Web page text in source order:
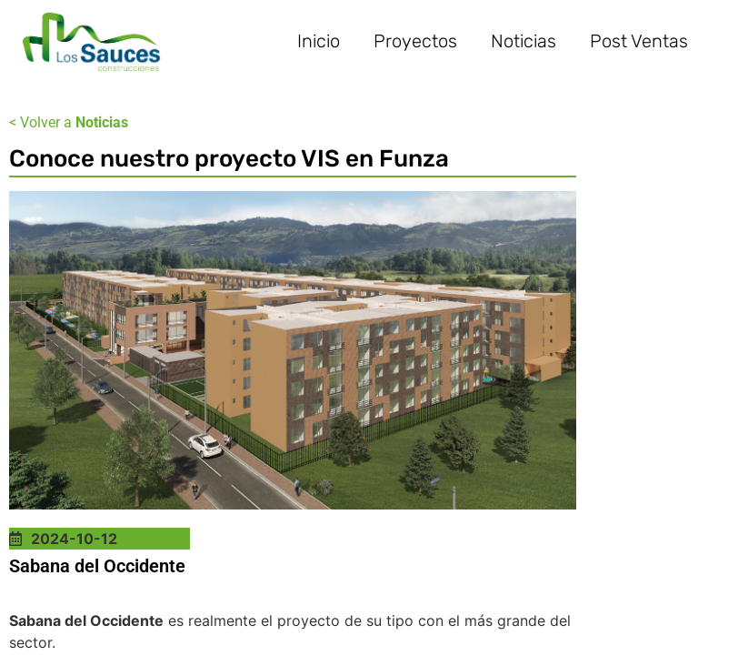
Inicio Proyectos Noticias Post Ventas
< Volver a Noticias
Conoce nuestro proyecto VIS en Funza
2024-10-12
Sabana del Occidente
Sabana del Occidente es realmente el proyecto de su tipo con el más grande del
sector.